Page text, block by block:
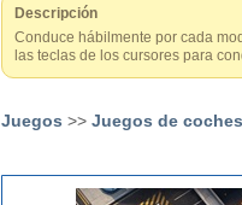
Descripción
Conduce hábilmente por cada
las teclas de los cursores para
Juegos >> Juegos de coches